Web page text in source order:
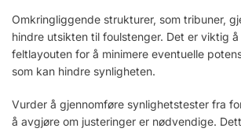
Omkringliggende strukturer, som tribuner,
hindre utsikten til foulstenger. Det er viktig
feltlayouten for å minimere eventuelle
som kan hindre synligheten.
Vurder å gjennomføre synlighetstester fra
å avgjøre om justeringer er nødvendige.